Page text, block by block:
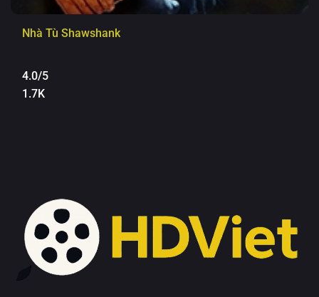
Nhà Tù Shawshank
4.0/5
1.7K